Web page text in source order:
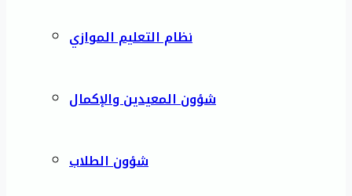
نظام التعليم الموازي
شؤون المعيدين والإكمال
شؤون الطلاب